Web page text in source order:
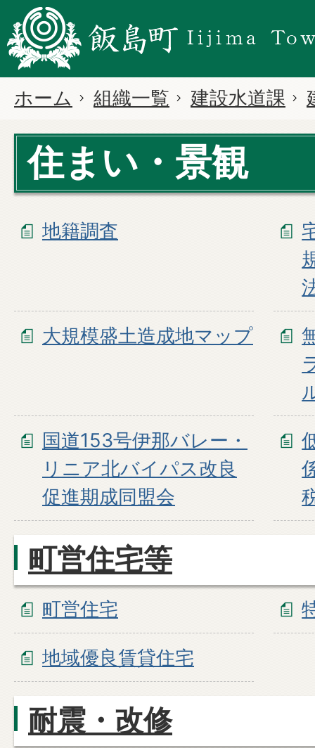
ホーム 組織一覧 建設水道課
住まい・景観
地籍調査
大規模盛土造成地マップ
国道153号伊那バレー・
リニア北バイパス改良
促進期成同盟会
町営住宅等
町営住宅
地域優良賃貸住宅
耐震・改修